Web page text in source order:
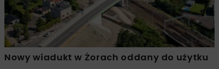
Nowy wiadukt w Żorach oddany do użytku